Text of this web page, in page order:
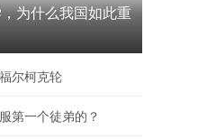
有，与法国达成协议却被美
为什么我国如此重
尔柯克轮
第一个徒弟的？